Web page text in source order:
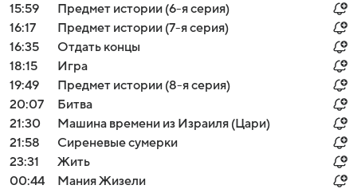
15:59
Предмет истории (6-я серия)
16:17
Предмет истории (7-я серия)
16:35
Отдать концы
18:15
Игра
19:49
Предмет истории (8-я серия)
20:07
Битва
21:30
Машина времени из Израиля (Цари)
21:58
Сиреневые сумерки
23:31
Жить
00:44
Мания Жизели